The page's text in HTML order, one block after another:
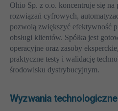
Ohio Sp. z o.o. koncentruje się
rozwiązań cyfrowych,
pozwolą zwiększyć efektywność
obsługi klientów. Spółka jest
operacyjne oraz zasoby
praktyczne testy i walidację
środowisku dystrybucyjnym.
Wyzwania